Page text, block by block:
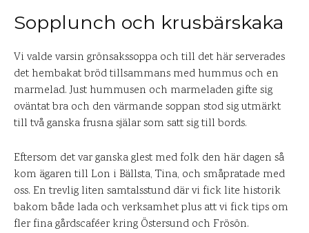
Sopplunch och krusbärskaka
Vi valde varsin grönsakssoppa och till det här serverades
det hembakat bröd tillsammans med hummus och en
marmelad. Just hummusen och marmeladen gifte sig
oväntat bra och den värmande soppan stod sig utmärkt
till två ganska frusna själar som satt sig till bords.
Eftersom det var ganska glest med folk den här dagen så
kom ägaren till Lon i Bällsta, Tina, och småpratade med
oss. En trevlig liten samtalsstund där vi fick lite historik
bakom både lada och verksamhet plus att vi fick tips om
fler fina gårdscaféer kring Östersund och Frösön.